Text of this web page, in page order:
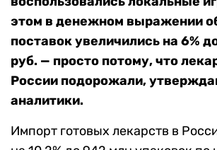
этом в денежном выражении
поставок увеличились на 6%
руб. — просто потому, что
России подорожали,
аналитики.
Импорт готовых лекарств в